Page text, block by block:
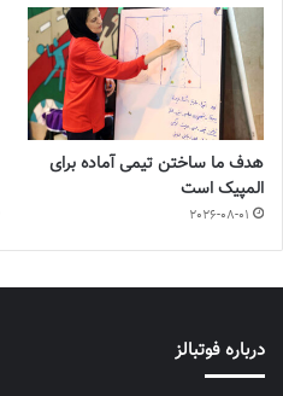
هدف ما ساختن تیمی آماده برای
المپیک است
2026-08-01
درباره فوتبالز